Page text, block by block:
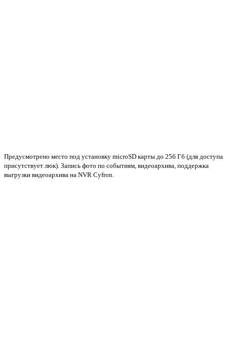
Предусмотрено место под установку microSD карты до 256 Гб (для доступа
присутствует люк). Запись фото по событиям, видеоархива, поддержка
выгрузки видеоархива на NVR Cyfron.